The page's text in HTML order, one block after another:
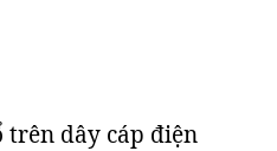
trên dây cáp điện